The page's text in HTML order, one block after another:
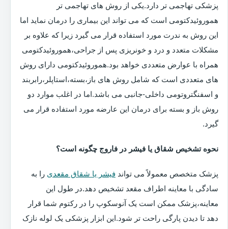
پزشکی تهاجمی تر دارد.یکی از روش های تهاجمی تر
هموروئیدکتومی است که می تواند این بیماری را درمان نماید اما
این روش به ندرت مورد استفاده قرار می گیرد زیرا که علاوه بر
مشکلات متعدد و درد و خونریزی پس از جراحی،هموروئیدکتومی
همراه با عوارض متعددی خواهد بود.هموروئیدکتومی دارای روش
های متعددی است که شامل روش های باز،بسته،استاپلر،رابربند
و اسفنگتروتومی داخلی-جانبی می باشد.اما در اغلب موارد دو
روش باز و بسته برای درمان این عارضه مورد استفاده قرار می
گیرد.
نحوه تشخیص شقاق یا فیشر در فاروج چگونه است؟
پزشک متخصص معمولاً می تواند فیشر یا شقاق مقعدی را به
سادگی با معاینه اطراف مقعد تشخیص دهد.در طول این
معاینه،پزشک ممکن است یک آنوسکوپ را در رکتوم شما قرار
دهد تا دیدن پارگی راحت تر شود.این ابزار پزشکی یک لوله نازک